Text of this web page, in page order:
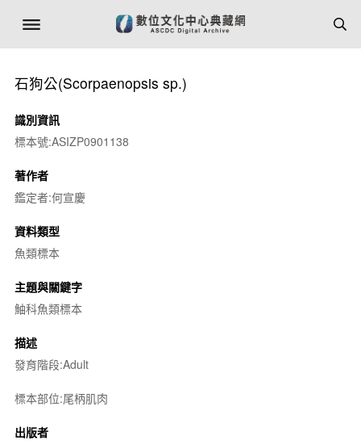
石狗公(Scorpaenopsis sp.)
識別資訊
標本號:ASIZP0901138
著作者
鑑定者:何宣慶
資料類型
魚類標本
主題與關鍵字
鮋科魚類標本
描述
發育階段:Adult
標本部位:尾柄肌肉
出版者